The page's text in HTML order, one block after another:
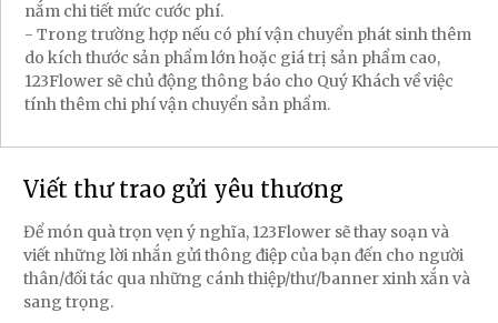
nắm chi tiết mức cước phí.
- Trong trường hợp nếu có phí vận chuyển phát sinh thêm
do kích thước sản phẩm lớn hoặc giá trị sản phẩm cao,
123Flower sẽ chủ động thông báo cho Quý Khách về việc
tính thêm chi phí vận chuyển sản phẩm.
Viết thư trao gửi yêu thương
Để món quà trọn vẹn ý nghĩa, 123Flower sẽ thay soạn và
viết những lời nhắn gửi thông điệp của bạn đến cho người
thân/đối tác qua những cánh thiệp/thư/banner xinh xắn và
sang trọng.